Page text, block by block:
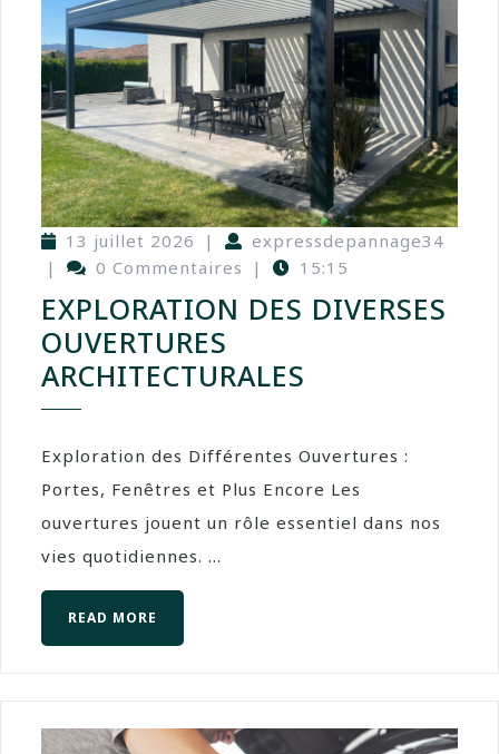
13 juillet 2026 |
expressdepannage34
|
0 Commentaires | 15:15
EXPLORATION DES DIVERSES
OUVERTURES
ARCHITECTURALES
Exploration des Différentes Ouvertures :
Portes, Fenêtres et Plus Encore Les
ouvertures jouent un rôle essentiel dans nos
vies quotidiennes. ...
READ MORE